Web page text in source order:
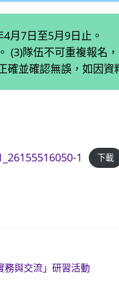
月7日至5月9日止。
(3)隊伍不可重複報名
確並確認無誤，如因
1
下載
務與交流」研習活動